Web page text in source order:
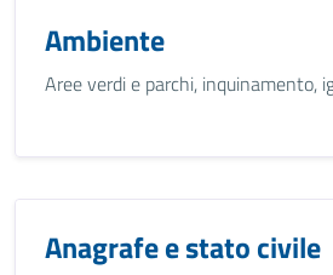
Ambiente
Aree verdi e parchi, inquinamento,
Anagrafe e stato civile